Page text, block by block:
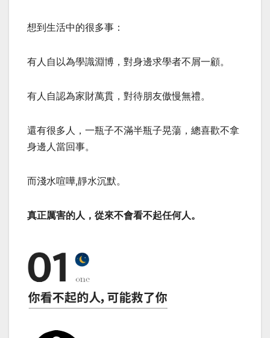
想到生活中的很多事：
有人自以為學識淵博，對身邊求學者不屑一顧。
有人自認為家財萬貫，對待朋友傲慢無禮。
還有很多人，一瓶子不滿半瓶子晃蕩，總喜歡不拿
身邊人當回事。
而淺水喧嘩,靜水沉默。
真正厲害的人，從來不會看不起任何人。